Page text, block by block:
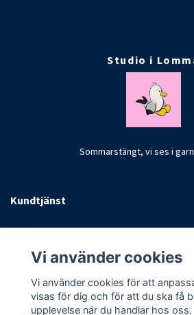
Studio i
Sommarstängt, vi ses i
Kundtjänst
Vi använder cookies
Vi använder cookies för att
visas för dig och för att du ska få
upplevelse när du handlar hos oss.